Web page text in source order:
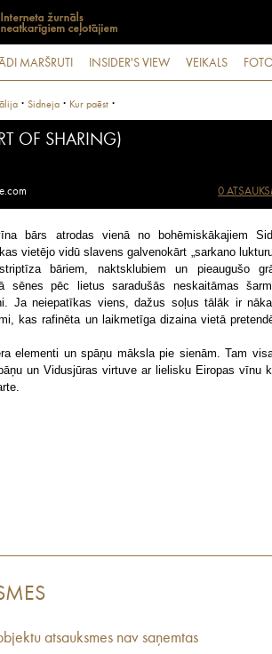
MARŠRUTI INSIDER'S VIEW VEIKALS
· Sidneja · Kur paēst ·
OF SHARING)
0
bārs atrodas vienā no bohēmiskākajiem
vietējo vidū slavens galvenokārt „sarkano
bāriem, naktsklubiem un pieaugušo
sēnes pēc lietus saradušās neskaitāmas
Ja neiepatīkas viens, dažus soļus tālāk ir
kas rafinēta un laikmetīga dizaina vietā
elementi un spāņu māksla pie sienām. Tam
un Vidusjūras virtuve ar lielisku Eiropas vīnu
atsauksmes nav saņemtas